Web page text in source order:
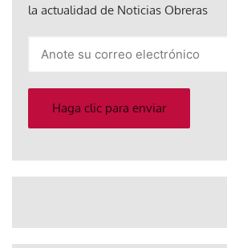
la actualidad de Noticias Obreras
electrónico
Haga clic para enviar